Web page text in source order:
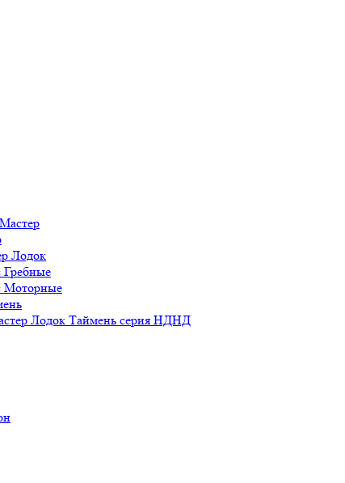
Лодок
Гребные
Моторные
Лодок Таймень серия НДНД